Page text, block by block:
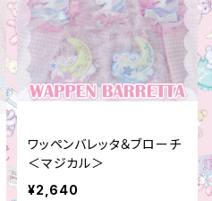
ワッペンバレッタ＆ブローチ
＜マジカル＞
¥2,640